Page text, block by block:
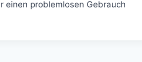
einen problemlosen Gebrauch